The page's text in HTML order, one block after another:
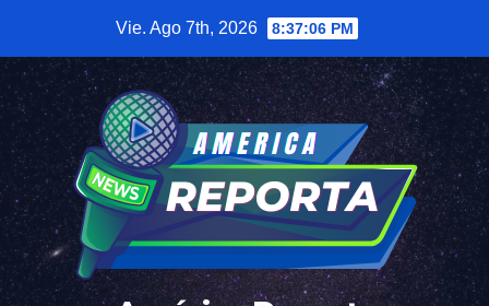
contenido
Vie. Ago 7th, 2026 8:37:06 PM